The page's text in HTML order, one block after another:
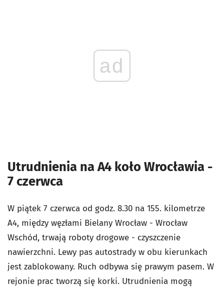
ad
Utrudnienia na A4 koło Wrocławia -
7 czerwca
W piątek 7 czerwca od godz. 8.30 na 155. kilometrze
A4, między węzłami Bielany Wrocław - Wrocław
Wschód, trwają roboty drogowe - czyszczenie
nawierzchni. Lewy pas autostrady w obu kierunkach
jest zablokowany. Ruch odbywa się prawym pasem. W
rejonie prac tworzą się korki. Utrudnienia mogą